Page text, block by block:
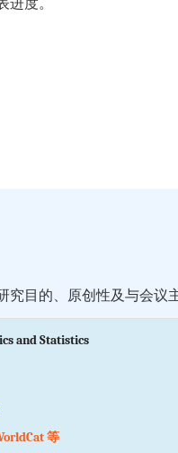
度。
目的、原创性及与会
and Statistics
等